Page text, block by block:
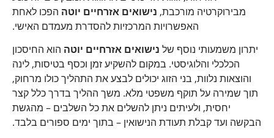
מבירוקרטיה מורכבת,נישואים אזרחיים יוטההפכו לאחת
האפשרויות המרכזיות להסדרת מעמדם האישי.
יתרון משמעותי נוסף שלנישואים אזרחיים יוטההוא החיסכון
הכלכלי והלוגיסטי. במקום להשקיע זמן וכסף בטיסות, לינה
והוצאות נלוות, בני הזוג יכולים לבצע את התהליך כולו מרחוק,
תוך שמירה על תוקף משפטי מלא. משך ההליך בדרך כלל קצר
יחסית, ולעיתים ניתן להשלים את כל השלבים – מהגשת
הבקשה ועד קבלת תעודת הנישואין – בתוך ימים ספורים בלבד.